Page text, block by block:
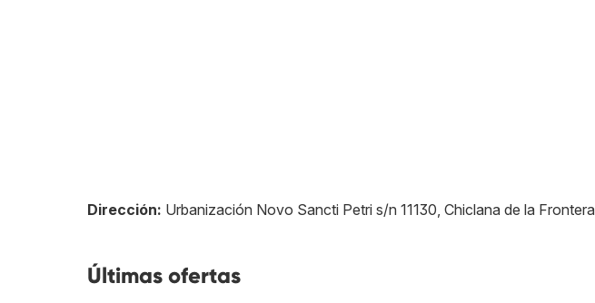
Dirección: Urbanización Novo Sancti Petri s/n 11130, Chiclana de la Frontera
Últimas ofertas